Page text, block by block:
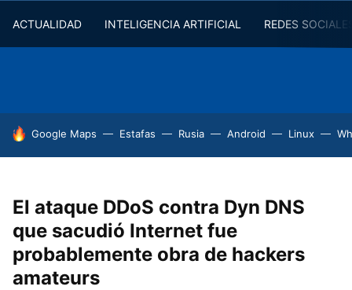
ACTUALIDAD INTELIGENCIA ARTIFICIAL REDES
HOY SE HABLA DE
Google Maps Estafas Rusia Android Linux
El ataque DDoS contra Dyn DNS
que sacudió Internet fue
probablemente obra de hackers
amateurs